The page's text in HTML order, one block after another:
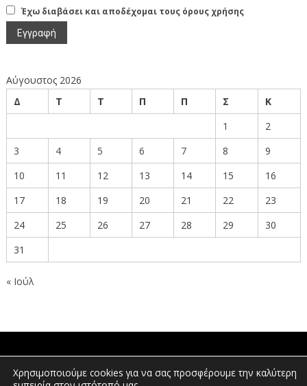
Έχω διαβάσει και αποδέχομαι τους όρους χρήσης
Αύγουστος 2026
Δ
Τ Τ Π Π Σ
Κ
1
2
3
4 5 6 7 8
9
10
11 12 13 14 15
16
17
18 19 20 21 22
23
24
25 26 27 28 29
30
31
« Ιούλ
ΠΟΛΙΤΕΣ
Χρησιμοποιούμε cookies για να σας προσφέρουμε την καλύτερη